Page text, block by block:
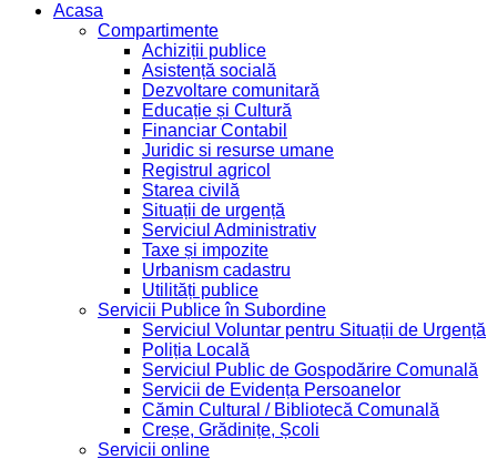
Acasa
Compartimente
Achiziții publice
Asistență socială
Dezvoltare comunitară
Educație și Cultură
Financiar Contabil
Juridic si resurse umane
Registrul agricol
Starea civilă
Situații de urgență
Serviciul Administrativ
Taxe și impozite
Urbanism cadastru
Utilități publice
Servicii Publice în Subordine
Serviciul Voluntar pentru Situații de Urgență
Poliția Locală
Serviciul Public de Gospodărire Comunală
Servicii de Evidența Persoanelor
Cămin Cultural / Bibliotecă Comunală
Creșe, Grădinițe, Școli
Servicii online